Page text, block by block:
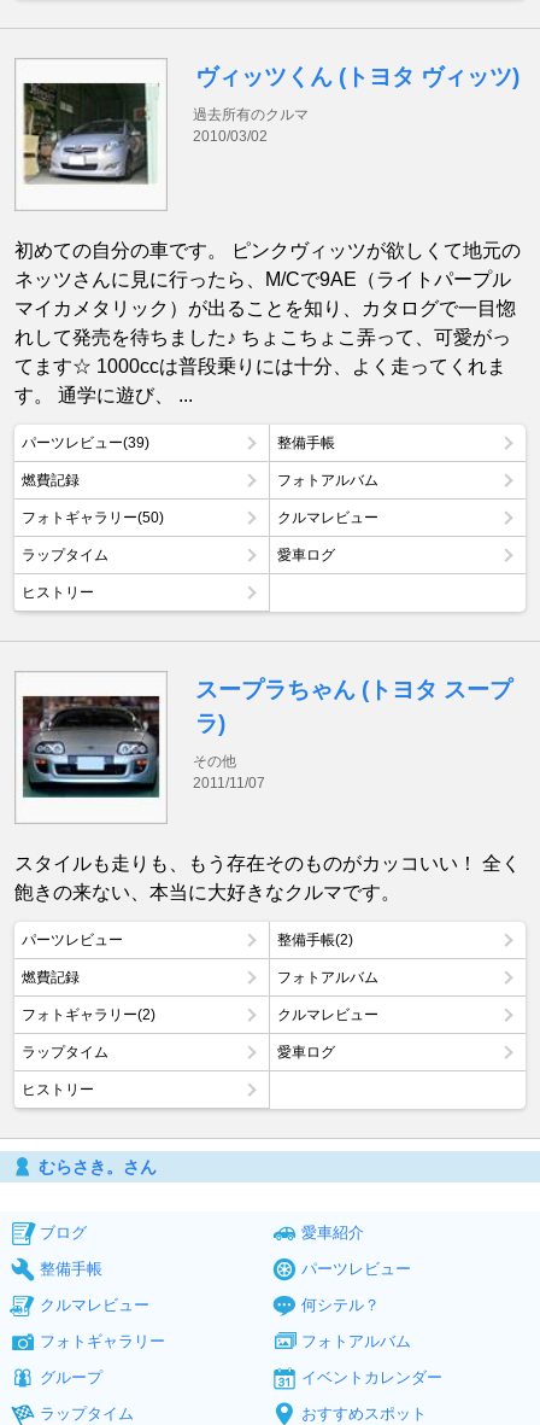
ヴィッツくん (トヨタ ヴィッツ)
過去所有のクルマ
2010/03/02
初めての自分の車です。 ピンクヴィッツが欲しくて地元の
ネッツさんに見に行ったら、M/Cで9AE（ライトパープル
マイカメタリック）が出ることを知り、カタログで一目惚
れして発売を待ちました♪ ちょこちょこ弄って、可愛がっ
てます☆ 1000ccは普段乗りには十分、よく走ってくれま
す。 通学に遊び、 ...
パーツレビュー(39) 整備手帳
燃費記録 フォトアルバム
フォトギャラリー(50) クルマレビュー
ラップタイム 愛車ログ
ヒストリー
スープラちゃん (トヨタ スープ
ラ)
その他
2011/11/07
スタイルも走りも、もう存在そのものがカッコいい！ 全く
飽きの来ない、本当に大好きなクルマです。
パーツレビュー 整備手帳(2)
燃費記録 フォトアルバム
フォトギャラリー(2) クルマレビュー
ラップタイム 愛車ログ
ヒストリー
むらさき。さん
ブログ
愛車紹介
整備手帳
パーツレビュー
クルマレビュー
何シテル？
フォトギャラリー
フォトアルバム
グループ
イベントカレンダー
ラップタイム
おすすめスポット